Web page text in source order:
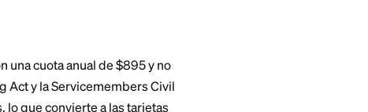
tarjeta con una cuota anual de $895 y no